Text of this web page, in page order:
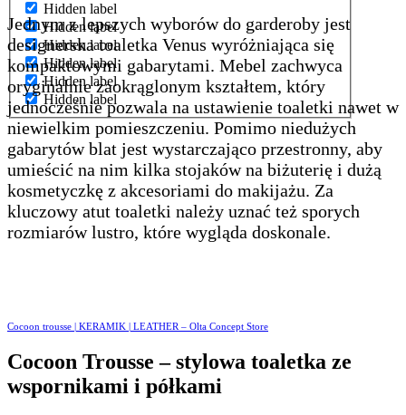
Hidden label
Hidden label
Hidden label
Hidden label
Hidden label
Hidden label
Jednym z lepszych wyborów do garderoby jest
designerska toaletka Venus wyróżniająca się
kompaktowymi gabarytami. Mebel zachwyca
oryginalnie zaokrąglonym kształtem, który
jednocześnie pozwala na ustawienie toaletki nawet w
niewielkim pomieszczeniu. Pomimo niedużych
gabarytów blat jest wystarczająco przestronny, aby
umieścić na nim kilka stojaków na biżuterię i dużą
kosmetyczkę z akcesoriami do makijażu. Za
kluczowy atut toaletki należy uznać też sporych
rozmiarów lustro, które wygląda doskonale.
Cocoon trousse | KERAMIK | LEATHER – Olta Concept Store
Cocoon Trousse – stylowa toaletka ze
wspornikami i półkami